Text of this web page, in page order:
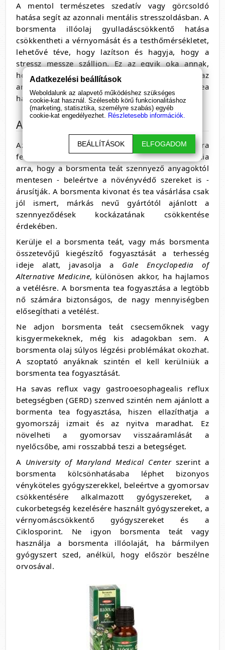
A mentol természetes szedatív vagy görcsoldó
hatása segít az azonnali mentális stresszoldásban. A
borsmenta illóolaj gyulladáscsökkentő hatása
csökkentheti a vérnyomását és a testhőmérsékletet,
lehetővé téve, hogy lazítson és hagyja, hogy a
stressz messze szálljon. Ez az egyik oka annak,
hogy a borsmenta olaj annyira népszerű az
aromaterápiás kezelésekben. A borsmenta tea
hatása is hasonló.
A borsmenta tea mellékhatása
Az étrend-kiegészítők és teák piaca nem annyira
felügyelt, mint a gyógyszereké, így nincs garancia
arra, hogy a borsmenta teát szennyező anyagoktól
mentesen - beleértve a növényvédő szereket is -
árusítják. A borsmenta kivonat és tea vásárlása csak
jól ismert, márkás nevű gyártótól ajánlott a
szennyeződések kockázatának csökkentése
érdekében.
Kerülje el a borsmenta teát, vagy más borsmenta
összetevőjű kiegészítő fogyasztását a terhesség
ideje alatt, javasolja a Gale Encyclopedia of
Alternative Medicine, különösen akkor, ha hajlamos
a vetélésre. A borsmenta tea fogyasztása a legtöbb
nő számára biztonságos, de nagy mennyiségben
elősegíthati a vetélést.
Ne adjon borsmenta teát csecsemőknek vagy
kisgyermekeknek, még kis adagokban sem. A
borsmenta olaj súlyos légzési problémákat okozhat.
A szoptató anyáknak szintén el kell kerülniük a
borsmenta tea fogyasztását.
Ha savas reflux vagy gastrooesophagealis reflux
betegségben (GERD) szenved szintén nem ajánlott a
bormenta tea fogyasztása, hiszen ellazíthatja a
gyomorszáj izmait és az nyitva maradhat. Ez
növelheti a gyomorsav visszaáramlását a
nyelőcsőbe, ami rosszabbá teszi a betegséget.
A University of Maryland Medical Centerszerint a
borsmenta kölcsönhatásaba léphet bizonyos
vényköteles gyógyszerekkel, beleértve a gyomorsav
csökkentésére alkalmazott gyógyszereket, a
cukorbetegség kezelésére használt gyógyszereket, a
vérnyomáscsökkentő gyógyszereket és a
Ciklosporint. Ne igyon borsmenta teát vagy
használja a borsmenta illóolaját, ha bármilyen
gyógyszert szed, anélkül, hogy először beszélne
orvosával.
Adatkezelési beállítások
Weboldalunk az alapvető működéshez szükséges
cookie-kat használ. Szélesebb körű funkcionalitáshoz
(marketing, statisztika, személyre szabás) egyéb
cookie-kat engedélyezhet. Részletesebb információk.
BEÁLLÍTÁSOK ELFOGADOM